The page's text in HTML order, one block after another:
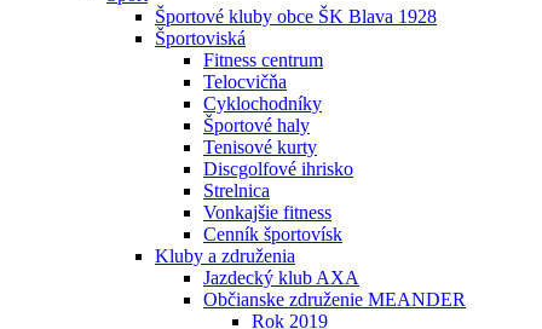
Športové kluby obce ŠK Blava 1928
Športoviská
Fitness centrum
Telocvičňa
Cyklochodníky
Športové haly
Tenisové kurty
Discgolfové ihrisko
Strelnica
Vonkajšie fitness
Cenník športovísk
Kluby a združenia
Jazdecký klub AXA
Občianske združenie MEANDER
Rok 2019